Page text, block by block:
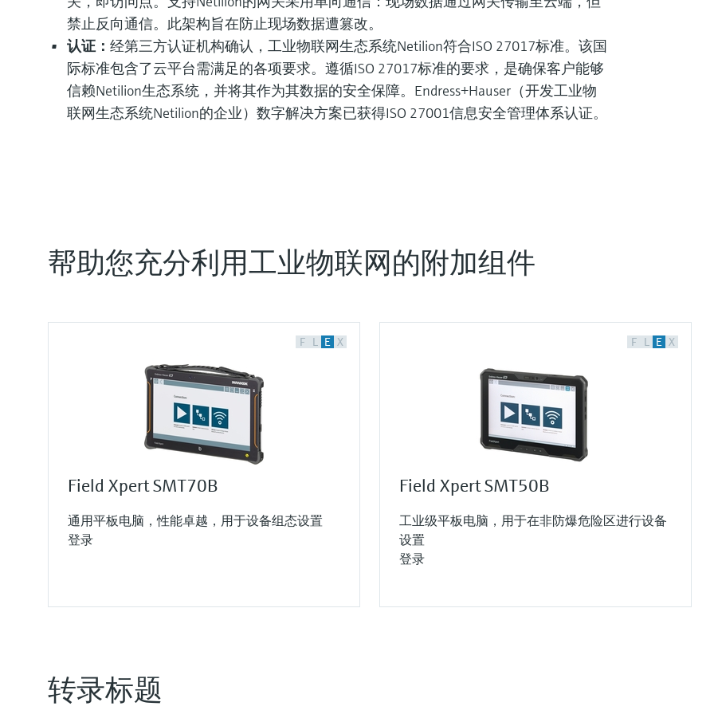
禁止反向通信。此架构旨在防止现场数据遭篡改。
认证： 经第三方认证机构确认，工业物联网生态系统Netilion符合ISO 27017标准。该国
际标准包含了云平台需满足的各项要求。遵循ISO 27017标准的要求，是确保客户能够
信赖Netilion生态系统，并将其作为其数据的安全保障。Endress+Hauser（开发工业物
联网生态系统Netilion的企业）数字解决方案已获得ISO 27001信息安全管理体系认证。
帮助您充分利用工业物联网的附加组件
F L E X
Field Xpert SMT70B
通用平板电脑，性能卓越，用于设备组态设置
登录
F L E X
Field Xpert SMT50B
工业级平板电脑，用于在非防爆危险区进行设备
设置
登录
转录标题